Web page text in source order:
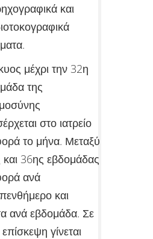
και
μέχρι την 32η
της
στο ιατρείο
το μήνα. Μεταξύ
και 36ης εβδομάδας
ανά
και
ανά εβδομάδα. Σε
γίνεται